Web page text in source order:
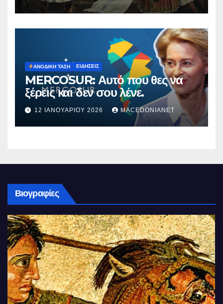
ΑΝΟΔΙΚΉ ΤΆΣΗ ΕΙΔΉΣΕΙΣ
MERCOSUR: Αυτό που θες να
ξέρεις και δεν σου λένε.
12 ΙΑΝΟΥΑΡΊΟΥ 2026 MACEDONIANET
Βιογραφίες